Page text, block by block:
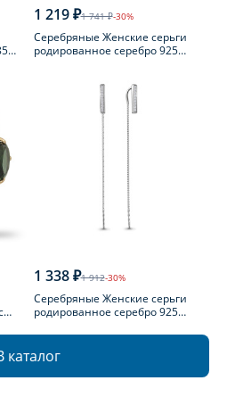
1 219 ₽1 741 ₽-30%
Серебряные Женские серьги
родированное серебро 925
1 338 ₽1 912-30%
Серебряные Женские серьги
родированное серебро 925
каталог